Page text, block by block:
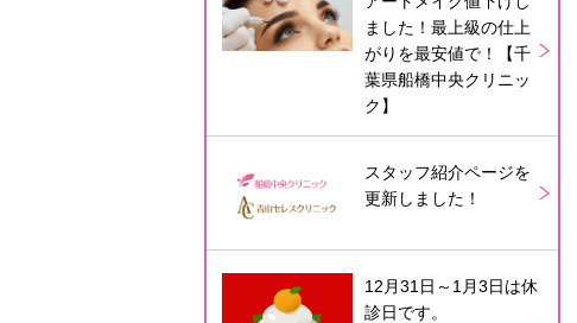
ました！最上級の仕上
がりを最安値で！【千
葉県船橋中央クリニッ
ク】
スタッフ紹介ページを
更新しました！
12月31日～1月3日は休
診日です。